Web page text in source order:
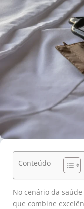
Conteúdo
No cenário da
que combine